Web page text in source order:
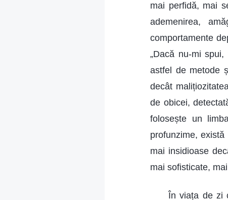
mai perfidă, mai
ademenirea,
comportamente
„Dacă nu-mi
astfel de metode
decât
de obicei,
folosește un
profunzime,
mai insidioase
mai sofisticate,
În viața de zi